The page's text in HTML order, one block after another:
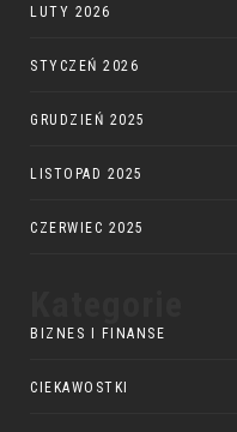
LUTY 2026
STYCZEŃ 2026
GRUDZIEŃ 2025
LISTOPAD 2025
CZERWIEC 2025
BIZNES I FINANSE
CIEKAWOSTKI